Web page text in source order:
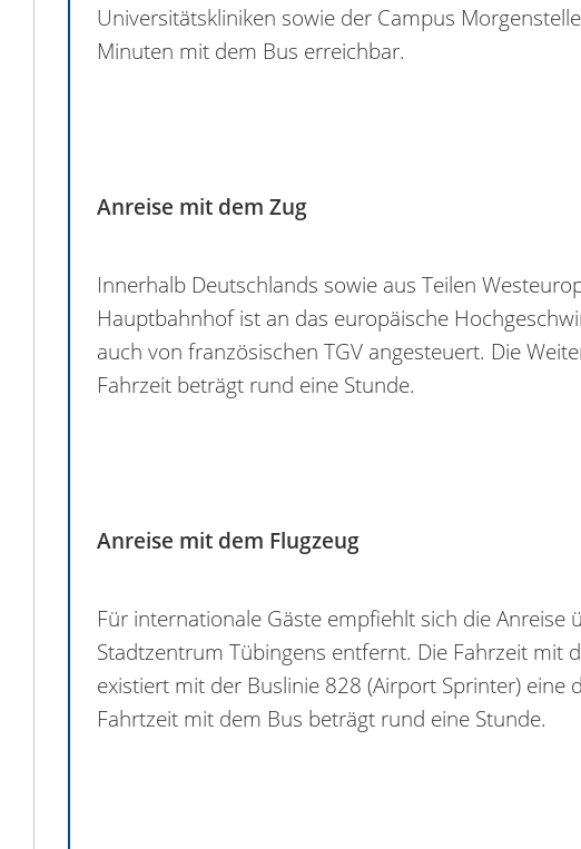
Universitätskliniken sowie der Campus
Minuten mit dem Bus erreichbar.
Anreise mit dem Zug
Innerhalb Deutschlands sowie aus Teilen
Hauptbahnhof ist an das europäische
auch von französischen TGV angesteuert. Die
Fahrzeit beträgt rund eine Stunde.
Anreise mit dem Flugzeug
Für internationale Gäste empfiehlt sich die Anreise
Stadtzentrum Tübingens entfernt. Die Fahrzeit mit
existiert mit der Buslinie 828 (Airport Sprinter)
Fahrtzeit mit dem Bus beträgt rund eine Stunde.